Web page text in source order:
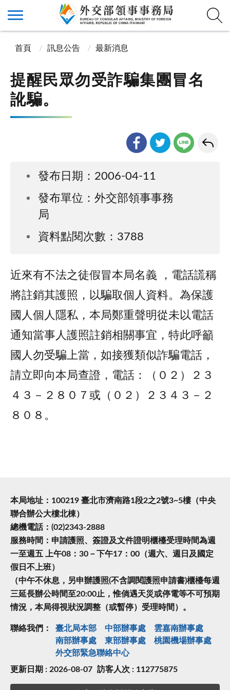
首頁 訊息公告 最新消息
提醒民眾勿受詐騙集團冒名
訛騙。
發布日期：2006-04-11
發布單位：外交部領事事務
局
資料點閱次數：3788
近來有不法之徒假冒本局名義 ，電話謊稱
將註銷其護照，以騙取個人資料。為保護
國人個人隱私，本局鄭重聲明從未以電話
通知當事人護照註銷相關事宜，特此呼籲
國人勿受騙上當，如接獲類似詐騙電話，
請立即向本局查證，電話：（０２）２３
４３－２８０７或（０２）２３４３－２
８０８。
本局地址：100219 臺北市濟南路1段2之2號3~5樓（中央
聯合辦公大樓北棟）
總機電話：(02)2343-2888
服務時間：申請護照、簽證及文件證明櫃檯受理時間為週
一至週五 上午08：30－下午17：00（週六、週日及國定
假日不上班）
（中午不休息，另申辦護照(不含調閱護照申請書)櫃檯每週
三延長辦公時間至20:00止，惟倘遇天災或停電等不可預期
情況，本局得視狀況調整（或暫停）受理時間）。
聯絡我們： 臺北局本部 中部辦事處
雲嘉南辦事處
南部辦事處
東部辦事處
桃園機場辦事處
外交部緊急聯絡中⼼
更新日期 : 2026-08-07 訪客人次 : 112775875